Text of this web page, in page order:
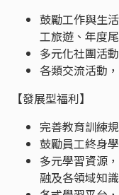
鼓勵工作與生
工旅遊、年度
多元化社團活
各類交流活動
【發展型福利】
完善教育訓練
鼓勵員工終身
多元學習資源
融及各領域知識